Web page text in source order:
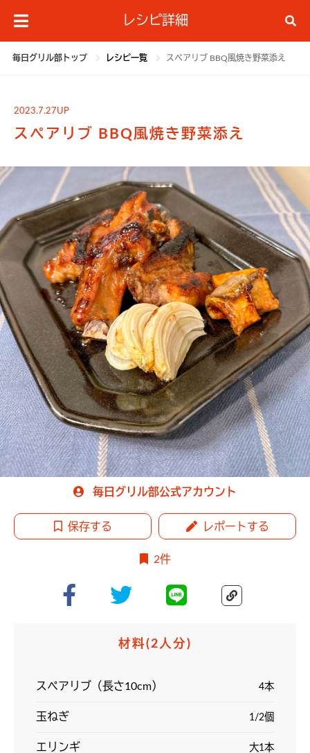
レシピ詳細
毎日グリル部トップ レシピ一覧 スペアリブ BBQ風焼き野菜添え
2023.7.27UP
スペアリブ BBQ風焼き野菜添え
毎日グリル部公式アカウント
保存する レポートする
2件
材料(2人分)
スペアリブ（長さ10cm） 4本
玉ねぎ 1/2個
エリンギ 大1本